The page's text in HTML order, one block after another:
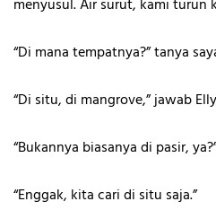
menyusul. Air surut, kami turun
“Di mana tempatnya?” tanya
“Di situ, di mangrove,” jawab
“Bukannya biasanya di pasir,
“Enggak, kita cari di situ saja.”